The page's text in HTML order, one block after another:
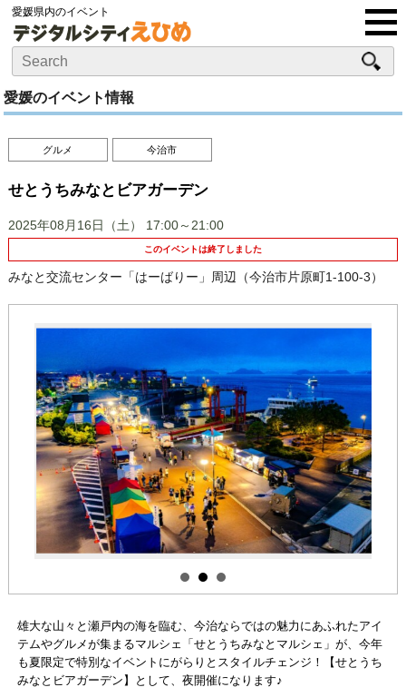
愛媛県内のイベント
愛媛のイベント情報
グルメ 今治市
せとうちみなとビアガーデン
2025年08月16日（土） 17:00～21:00
このイベントは終了しました
みなと交流センター「はーばりー」周辺（今治市片原町1-100-3）
雄大な山々と瀬戸内の海を臨む、今治ならではの魅力にあふれたアイ
テムやグルメが集まるマルシェ「せとうちみなとマルシェ」が、今年
も夏限定で特別なイベントにがらりとスタイルチェンジ！【せとうち
みなとビアガーデン】として、夜開催になります♪